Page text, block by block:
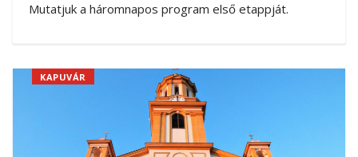
Mutatjuk a háromnapos program első etappját.
KAPUVÁR